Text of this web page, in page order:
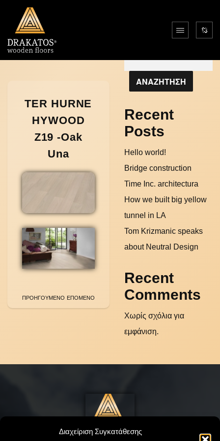
Διαχείριση Συγκατάθεσης
TER HURNE
HYWOOD
Z19 -Oak
Una
ΠΡΟΗΓΟΥΜΕΝΟ ΕΠΟΜΕΝΟ
ΑΝΑΖΗΤΗΣΗ
Recent
Posts
Hello world!
Bridge construction
Time Inc. architectura
How we built big yellow
tunnel in LA
Tom Krizmanic speaks
about Neutral Design
Recent
Comments
Χωρίς σχόλια για
εμφάνιση.